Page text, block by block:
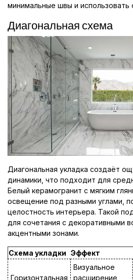
минимальные швы и использовать
Диагональная схема
Диагональная укладка создаёт
динамики, что подходит для
Белый керамогранит с мягким
освещение под разными углами,
целостность интерьера. Такой
для сочетания с декоративными
акцентными зонами.
Схема укладки Эффект
Горизонтальная
Визуальное
расширение